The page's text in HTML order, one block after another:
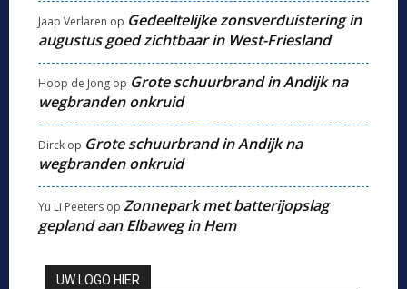
Jaap Verlaren op Gedeeltelijke zonsverduistering in
augustus goed zichtbaar in West-Friesland
Hoop de Jong op Grote schuurbrand in Andijk na
wegbranden onkruid
Dirck op Grote schuurbrand in Andijk na
wegbranden onkruid
Yu Li Peeters op Zonnepark met batterijopslag
gepland aan Elbaweg in Hem
UW LOGO HIER